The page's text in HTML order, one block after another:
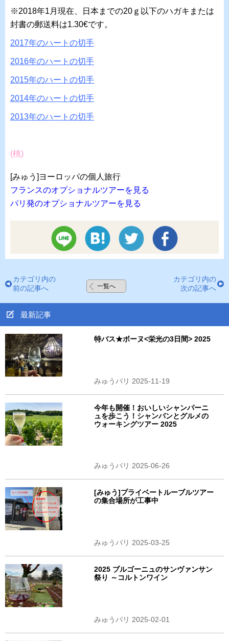
※2018年1月現在、日本までの20ｇ以下のハガキまたは
封書の郵送料は1.30€です。
2017年のハートの切手
2016年のハートの切手
2015年のハートの切手
2014年のハートの切手
2013年のハートの切手
(桃)
[みゅう]ヨーロッパの個人旅行
フランスのオプショナルツアーを見る
パリ発のオプショナルツアーを見る
カテゴリ内の
前の記事へ
一覧へ
カテゴリ内の
次の記事へ
最新記事
特バス★ボーヌ<栄光の3日間> 2025
みゅうパリ 2025-11-19
今年も開催！おいしいシャンパーニ
ュを歩こう！シャンパンとグルメの
ウォーキングツアー 2025
みゅうパリ 2025-06-26
[みゅう]プライベートルーブルツアー
の集合場所が工事中
みゅうパリ 2025-03-25
2025 ブルゴーニュのサンヴァンサン
祭り ～コルトンワイン
みゅうパリ 2025-02-01